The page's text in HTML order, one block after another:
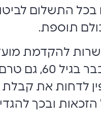
התשלום
תוספת.
להקדמת
הקצבה כבר
לדחות את
הזכאות ובכך